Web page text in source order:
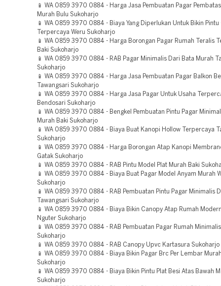
📱 WA 0859 3970 0884 - Harga Jasa Pembuatan Pagar
Murah Bulu Sukoharjo
📱 WA 0859 3970 0884 - Biaya Yang Diperlukan Untuk Bikin Pintu
Terpercaya Weru Sukoharjo
📱 WA 0859 3970 0884 - Harga Borongan Pagar Rumah Teralis
Baki Sukoharjo
📱 WA 0859 3970 0884 - RAB Pagar Minimalis Dari Bata Murah
Sukoharjo
📱 WA 0859 3970 0884 - Harga Jasa Pembuatan Pagar Balkon
Tawangsari Sukoharjo
📱 WA 0859 3970 0884 - Harga Jasa Pagar Untuk Usaha
Bendosari Sukoharjo
📱 WA 0859 3970 0884 - Bengkel Pembuatan Pintu Pagar
Murah Baki Sukoharjo
📱 WA 0859 3970 0884 - Biaya Buat Kanopi Hollow Terpercaya
Sukoharjo
📱 WA 0859 3970 0884 - Harga Borongan Atap Kanopi
Gatak Sukoharjo
📱 WA 0859 3970 0884 - RAB Pintu Model Plat Murah Baki
📱 WA 0859 3970 0884 - Biaya Buat Pagar Model Anyam Murah
Sukoharjo
📱 WA 0859 3970 0884 - RAB Pembuatan Pintu Pagar Minimalis
Tawangsari Sukoharjo
📱 WA 0859 3970 0884 - Biaya Bikin Canopy Atap Rumah
Nguter Sukoharjo
📱 WA 0859 3970 0884 - RAB Pembuatan Pagar Rumah
Sukoharjo
📱 WA 0859 3970 0884 - RAB Canopy Upvc Kartasura Sukoharjo
📱 WA 0859 3970 0884 - Biaya Bikin Pagar Brc Per Lembar
Sukoharjo
📱 WA 0859 3970 0884 - Biaya Bikin Pintu Plat Besi Atas Bawah
Sukoharjo